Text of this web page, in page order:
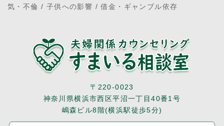
気・不倫 / 子供への影響 /借金・ギャンブル依存
〒220-0023
神奈川県横浜市西区平沼一丁目40番1号
嶋森ビル8階(横浜駅徒歩5分)